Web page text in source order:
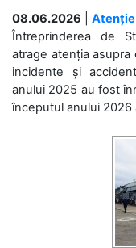
08.06.2026
Întreprinderea de
atrage atenția asupra
incidente și
anului 2025 au fost
începutul anului 2026